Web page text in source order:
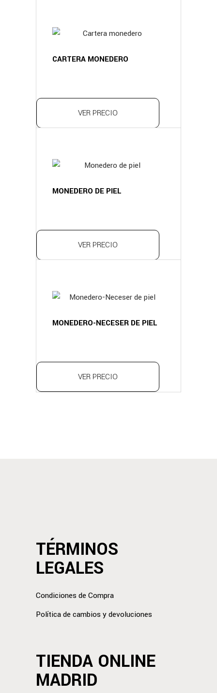
CARTERA MONEDERO
VER PRECIO
MONEDERO DE PIEL
VER PRECIO
MONEDERO-NECESER DE PIEL
VER PRECIO
TÉRMINOS
LEGALES
Condiciones de Compra
Política de cambios y devoluciones
TIENDA ONLINE
MADRID